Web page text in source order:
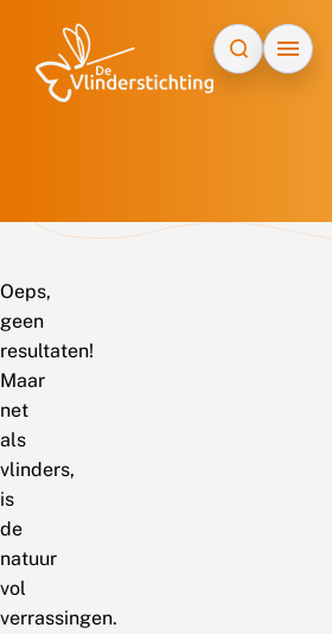
Oeps,
geen
resultaten!
Maar
net
als
vlinders,
is
de
natuur
vol
verrassingen.